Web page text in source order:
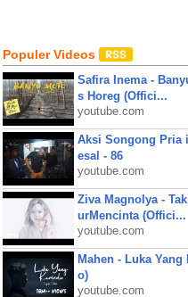
Populer Videos
Safira Inema -
s Horeg (Offici...
youtube.com
Aksi Songong Pria
esal - 86
youtube.com
Ziva Magnolya -
urMencinta (Offici...
youtube.com
Mahen - Luka
o)
youtube.com